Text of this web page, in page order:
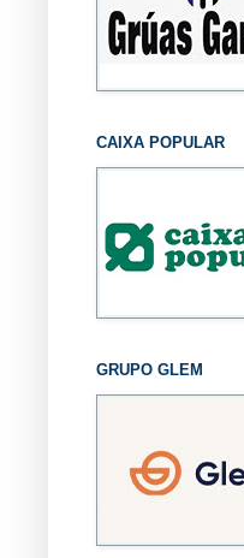
CAIXA POPULAR
GRUPO GLEM